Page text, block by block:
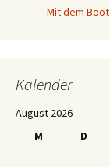
Mit dem Boot
Kalender
August 2026
M
D